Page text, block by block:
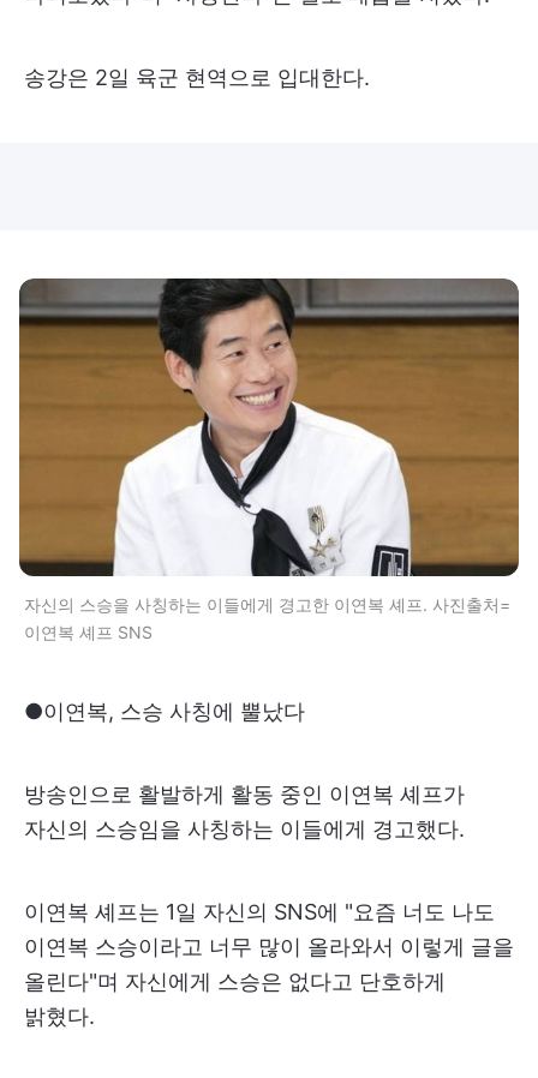
송강은 2일 육군 현역으로 입대한다.
자신의 스승을 사칭하는 이들에게 경고한 이연복 셰프. 사진출처=
이연복 셰프 SNS
●이연복, 스승 사칭에 뿔났다
방송인으로 활발하게 활동 중인 이연복 셰프가
자신의 스승임을 사칭하는 이들에게 경고했다.
이연복 셰프는 1일 자신의 SNS에 "요즘 너도 나도
이연복 스승이라고 너무 많이 올라와서 이렇게 글을
올린다"며 자신에게 스승은 없다고 단호하게
밝혔다.